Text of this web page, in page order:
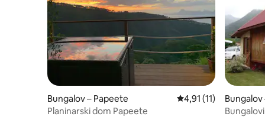
Bungalov – Papeete Prosječna ocjena:
4,91 (11)
Planinarski dom Papeete